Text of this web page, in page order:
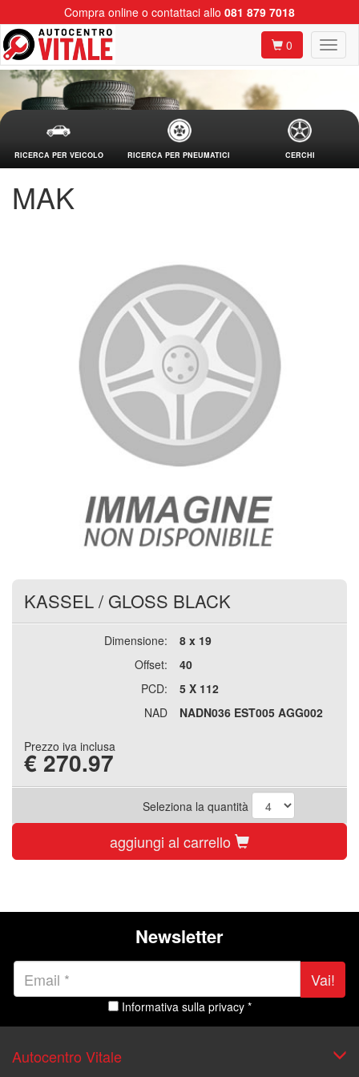
Compra online o contattaci allo 081 879 7018
0
RICERCA PER VEICOLO RICERCA PER PNEUMATICI CERCHI
MAK
KASSEL/ GLOSS BLACK
Dimensione:
8 x 19
Offset:
40
PCD:
5 X 112
NAD
NADN036 EST005 AGG002
Prezzo iva inclusa
€ 270.97
Seleziona la quantità
aggiungi al carrello
Newsletter
Vai!
Informativa sulla privacy *
Autocentro Vitale